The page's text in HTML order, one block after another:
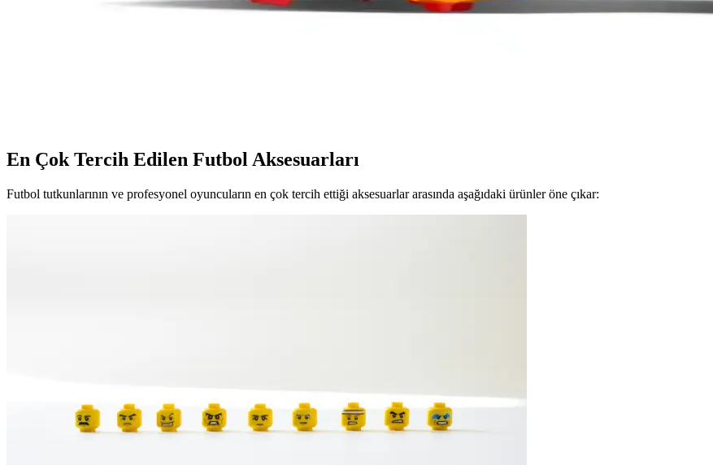
Beyaz PSG Forması: Şıklık ve Fonksiyonellik Sunan Modern Spor Giyim Parçası
En Çok Tercih Edilen Futbol Aksesuarları
Futbol tutkunlarının ve profesyonel oyuncuların en çok tercih ettiği aksesuarlar arasında aşağıdaki ürünler öne çıkar: